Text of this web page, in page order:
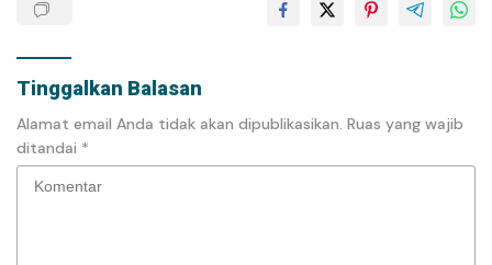
Tinggalkan Balasan
Alamat email Anda tidak akan dipublikasikan. Ruas yang wajib
ditandai *